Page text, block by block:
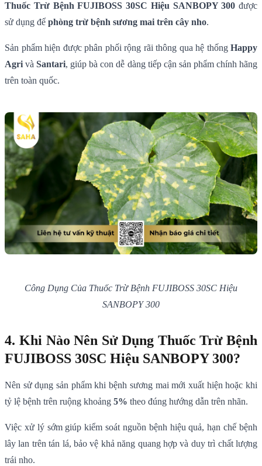
Thuốc Trừ Bệnh FUJIBOSS 30SC Hiệu SANBOPY 300 được
sử dụng để phòng trừ bệnh sương mai trên cây nho.
Sản phẩm hiện được phân phối rộng rãi thông qua hệ thống Happy
Agri vàSantari, giúp bà con dễ dàng tiếp cận sản phẩm chính hãng
trên toàn quốc.
Công Dụng Của Thuốc Trừ Bệnh FUJIBOSS 30SC Hiệu
SANBOPY 300
4. Khi Nào Nên Sử Dụng Thuốc Trừ Bệnh
FUJIBOSS 30SC Hiệu SANBOPY 300?
Nên sử dụng sản phẩm khi bệnh sương mai mới xuất hiện hoặc khi
tỷ lệ bệnh trên ruộng khoảng 5% theo đúng hướng dẫn trên nhãn.
Việc xử lý sớm giúp kiểm soát nguồn bệnh hiệu quả, hạn chế bệnh
lây lan trên tán lá, bảo vệ khả năng quang hợp và duy trì chất lượng
trái nho.